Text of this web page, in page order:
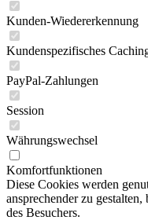
Kunden-Wiedererkennung
Kundenspezifisches
PayPal-Zahlungen
Session
Währungswechsel
Komfortfunktionen
Diese Cookies werden
ansprechender zu
des Besuchers.